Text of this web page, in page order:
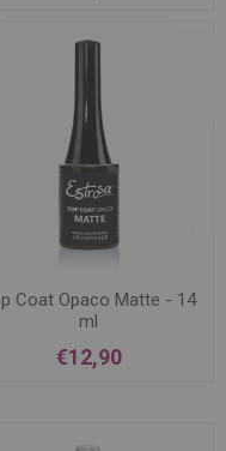
Coat Opaco Matte - 14
ml
€12,90